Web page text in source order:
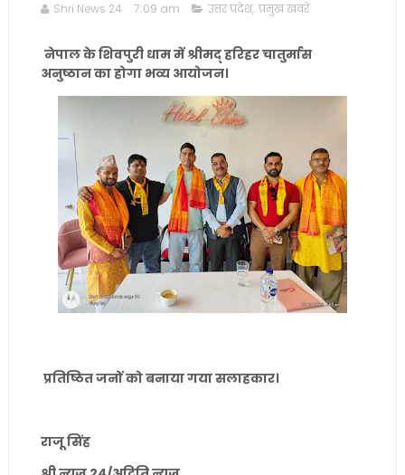
Shri News 24 7:09 am उत्तर प्रदेश, प्रमुख खबरें
नेपाल के शिवपुरी धाम में श्रीमद् हरिहर चातुर्मास
अनुष्ठान का होगा भव्य आयोजन।
प्रतिष्ठित जनों को बनाया गया सलाहकार।
राजू सिंह